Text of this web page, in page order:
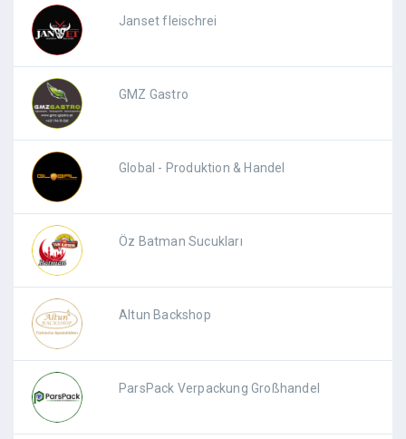
Janset fleischrei
GMZ Gastro
Global - Produktion & Handel
Öz Batman Sucukları
Altun Backshop
ParsPack Verpackung Großhandel